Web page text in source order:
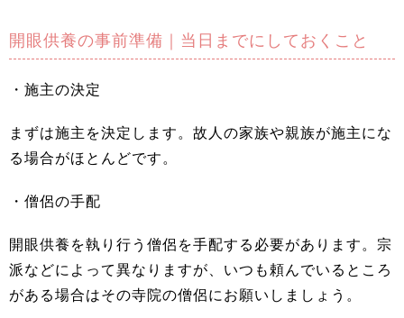
開眼供養の事前準備｜当日までにしておくこと
・施主の決定
まずは施主を決定します。故人の家族や親族が施主にな
る場合がほとんどです。
・僧侶の手配
開眼供養を執り行う僧侶を手配する必要があります。宗
派などによって異なりますが、いつも頼んでいるところ
がある場合はその寺院の僧侶にお願いしましょう。